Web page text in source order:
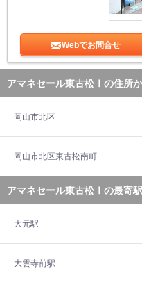
Webでお問合せ
アマネセール東古松Ⅰの住所
岡山市北区
岡山市北区東古松南町
アマネセール東古松Ⅰの最寄
大元駅
大雲寺前駅